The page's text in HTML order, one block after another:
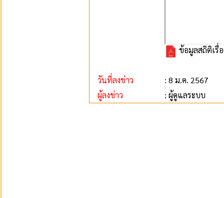
ข้อมูลสถิติเรื่
วันที่ลงข่าว
: 8 ม.ค. 2567
ผู้ลงข่าว
: ผู้ดูแลระบบ